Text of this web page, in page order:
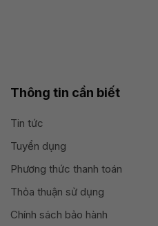
Thông tin cần biết
Tin tức
Tuyển dụng
Phương thức thanh toán
Thỏa thuận sử dụng
Chính sách bảo hành